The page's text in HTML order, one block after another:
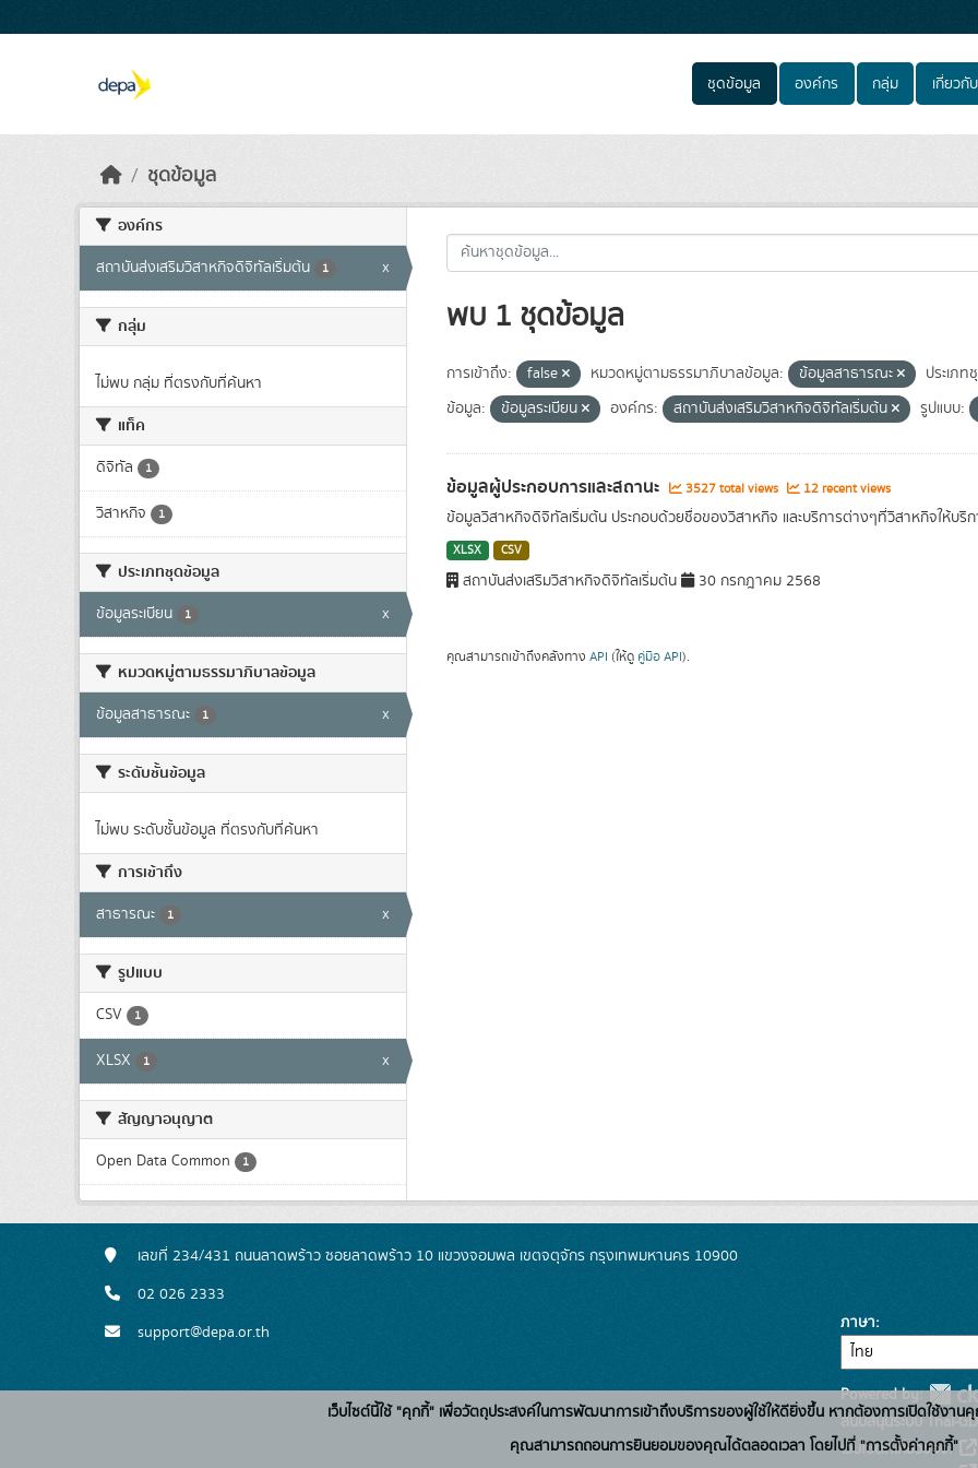
ชุดข้อมูล องค์กร กลุ่ม เกี่ยวกับ
ชุดข้อมูล
องค์กร
สถาบันส่งเสริมวิสาหกิจดิจิทัลเริ่มต้น 1 x
กลุ่ม
ไม่พบ กลุ่ม ที่ตรงกับที่ค้นหา
แท็ค
ดิจิทัล 1
วิสาหกิจ 1
ประเภทชุดข้อมูล
ข้อมูลระเบียน 1 x
หมวดหมู่ตามธรรมาภิบาลข้อมูล
ข้อมูลสาธารณะ 1 x
ระดับชั้นข้อมูล
ไม่พบ ระดับชั้นข้อมูล ที่ตรงกับที่ค้นหา
การเข้าถึง
สาธารณะ 1 x
รูปแบบ
CSV 1
XLSX 1 x
สัญญาอนุญาต
Open Data Common 1
พบ 1 ชุดข้อมูล
การเข้าถึง: false หมวดหมู่ตามธรรมาภิบาลข้อมูล: ข้อมูลสาธารณะ
ประเภท
ข้อมูล:
ข้อมูลระเบียน องค์กร: สถาบันส่งเสริมวิสาหกิจดิจิทัลเริ่มต้น รูปแบบ:
ข้อมูลผู้ประกอบการและสถานะ 3527 total views 12 recent views
ข้อมูลวิสาหกิจดิจิทัลเริ่มต้น ประกอบด้วยชื่อของวิสาหกิจ และบริการต่างๆที่วิสาหกิจให้บริก
XLSX CSV
สถาบันส่งเสริมวิสาหกิจดิจิทัลเริ่มต้น 30 กรกฎาคม 2568
คุณสามารถเข้าถึงคลังทาง API (ให้ดู คู่มือ API).
เลขที่ 234/431 ถนนลาดพร้าว ซอยลาดพร้าว 10 แขวงจอมพล เขตจตุจักร กรุงเทพมหานคร 10900
02 026 2333
support@depa.or.th
ภาษา
Powered by:
สนับสนุนระบบ Thai-
เว็บไซต์ที่เกี่ยวข้อง:
เว็บไซต์นี้ใช้ "คุกกี้" เพื่อวัตถุประสงค์ในการพัฒนาการเข้าถึงบริการของผู้ใช้ให้ดียิ่งขึ้น หากต้องการเปิดใช้งา
คุณสามารถถอนการยินยอมของคุณได้ตลอดเวลา โดยไปที่ "การตั้งค่าคุกกี้"